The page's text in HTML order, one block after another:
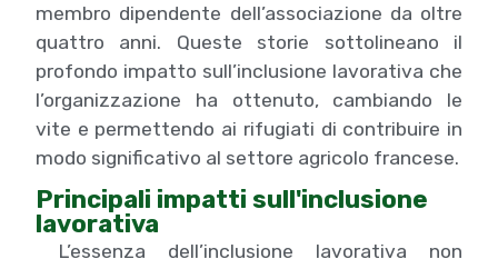
membro dipendente dell’associazione da oltre
quattro anni. Queste storie sottolineano il
profondo impatto sull’inclusione lavorativa che
l’organizzazione ha ottenuto, cambiando le
vite e permettendo ai rifugiati di contribuire in
modo significativo al settore agricolo francese.
Principali impatti sull'inclusione
lavorativa
L’essenza dell’inclusione lavorativa non